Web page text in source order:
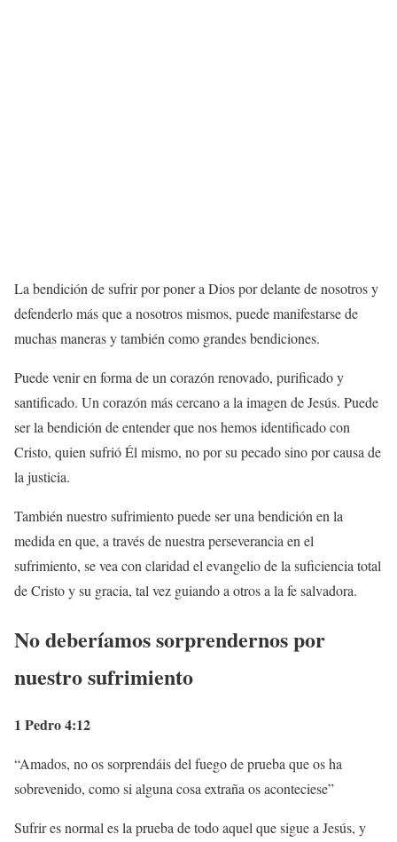
La bendición de sufrir por poner a Dios por delante de nosotros y
defenderlo más que a nosotros mismos, puede manifestarse de
muchas maneras y también como grandes bendiciones.
Puede venir en forma de un corazón renovado, purificado y
santificado. Un corazón más cercano a la imagen de Jesús. Puede
ser la bendición de entender que nos hemos identificado con
Cristo, quien sufrió Él mismo, no por su pecado sino por causa de
la justicia.
También nuestro sufrimiento puede ser una bendición en la
medida en que, a través de nuestra perseverancia en el
sufrimiento, se vea con claridad el evangelio de la suficiencia total
de Cristo y su gracia, tal vez guiando a otros a la fe salvadora.
No deberíamos sorprendernos por
nuestro sufrimiento
1 Pedro 4:12
“Amados, no os sorprendáis del fuego de prueba que os ha
sobrevenido, como si alguna cosa extraña os aconteciese”
Sufrir es normal es la prueba de todo aquel que sigue a Jesús, y